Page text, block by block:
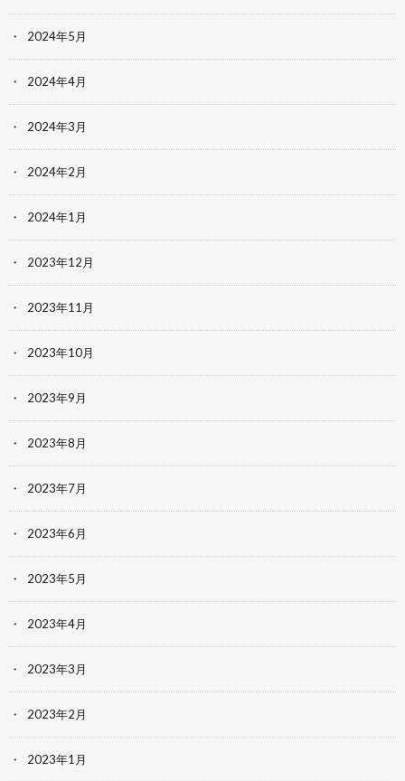
2024年5月
2024年4月
2024年3月
2024年2月
2024年1月
2023年12月
2023年11月
2023年10月
2023年9月
2023年8月
2023年7月
2023年6月
2023年5月
2023年4月
2023年3月
2023年2月
2023年1月